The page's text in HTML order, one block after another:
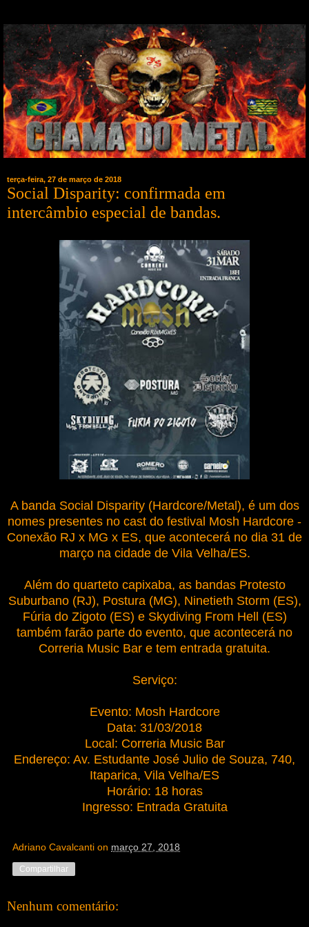
terça-feira, 27 de março de 2018
Social Disparity: confirmada em
intercâmbio especial de bandas.
A banda Social Disparity (Hardcore/Metal), é um dos
nomes presentes no cast do festival Mosh Hardcore -
Conexão RJ x MG x ES, que acontecerá no dia 31 de
março na cidade de Vila Velha/ES.
Além do quarteto capixaba, as bandas Protesto
Suburbano (RJ), Postura (MG), Ninetieth Storm (ES),
Fúria do Zigoto (ES) e Skydiving From Hell (ES)
também farão parte do evento, que acontecerá no
Correria Music Bar e tem entrada gratuita.
Serviço:
Evento: Mosh Hardcore
Data: 31/03/2018
Local: Correria Music Bar
Endereço: Av. Estudante José Julio de Souza, 740,
Itaparica, Vila Velha/ES
Horário: 18 horas
Ingresso: Entrada Gratuita
Adriano Cavalcanti on março 27, 2018
Compartilhar
Nenhum comentário: